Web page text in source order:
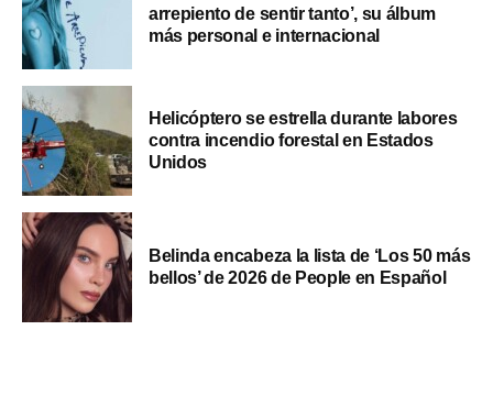
arrepiento de sentir tanto’, su álbum
más personal e internacional
Helicóptero se estrella durante labores
contra incendio forestal en Estados
Unidos
Belinda encabeza la lista de ‘Los 50 más
bellos’ de 2026 de People en Español